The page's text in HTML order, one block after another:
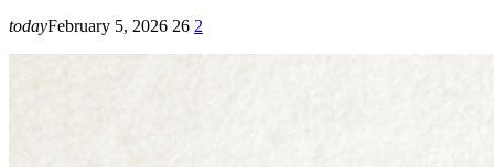
todayFebruary 5, 2026 26 2